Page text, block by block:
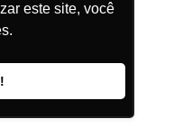
este site, você